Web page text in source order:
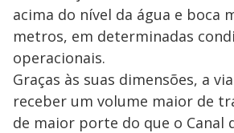
acima do nível da água e boca
metros, em determinadas
operacionais.
Graças às suas dimensões, a
receber um volume maior de
de maior porte do que o Canal